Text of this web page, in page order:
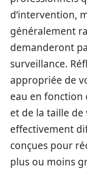
d’intervention,
généralement
demanderont
surveillance.
appropriée de
eau en fonction
et de la taille
effectivement
conçues pour
plus ou moins